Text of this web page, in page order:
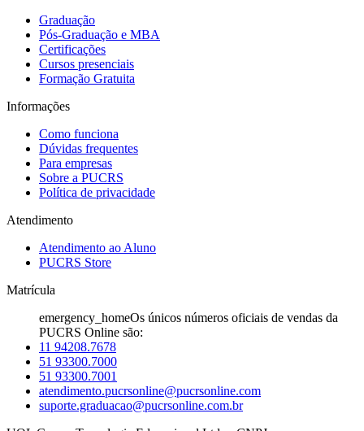
Graduação
Pós-Graduação e MBA
Certificações
Cursos presenciais
Formação Gratuita
Informações
Como funciona
Dúvidas frequentes
Para empresas
Sobre a PUCRS
Política de privacidade
Atendimento
Atendimento ao Aluno
PUCRS Store
Matrícula
emergency_homeOs únicos números oficiais de vendas da
PUCRS Online são:
11 94208.7678
51 93300.7000
51 93300.7001
atendimento.pucrsonline@pucrsonline.com
suporte.graduacao@pucrsonline.com.br